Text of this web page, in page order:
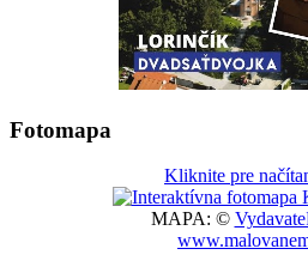
Fotomapa
Kliknite pre
MAPA: ©